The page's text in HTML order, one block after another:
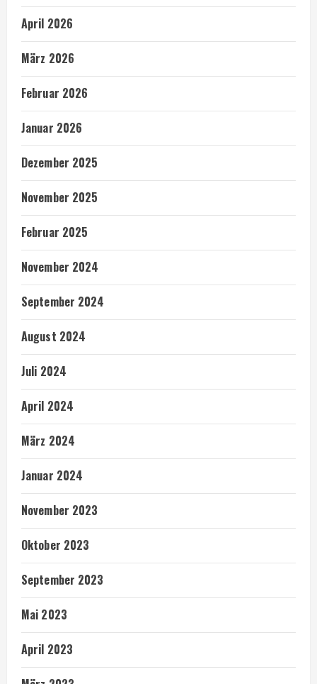
April 2026
März 2026
Februar 2026
Januar 2026
Dezember 2025
November 2025
Februar 2025
November 2024
September 2024
August 2024
Juli 2024
April 2024
März 2024
Januar 2024
November 2023
Oktober 2023
September 2023
Mai 2023
April 2023